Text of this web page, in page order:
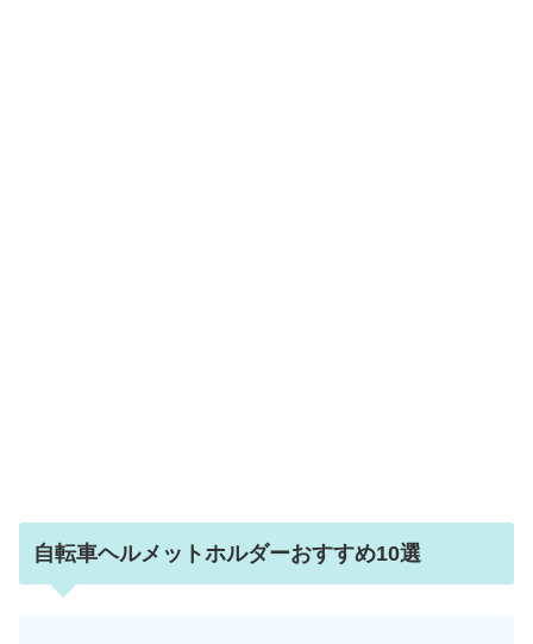
自転車ヘルメットホルダーおすすめ10選